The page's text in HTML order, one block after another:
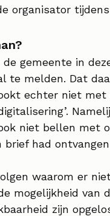
organisator
gemeente in
te melden. Dat
echter niet met
niet bellen met
brief had
waarom er
mogelijkheid van
zijn